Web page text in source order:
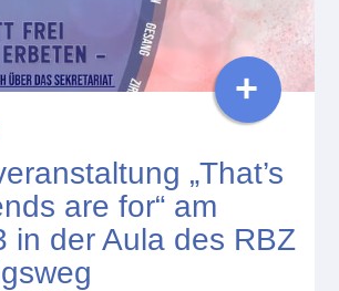
„That’s
are for“ am
in der Aula des RBZ
+